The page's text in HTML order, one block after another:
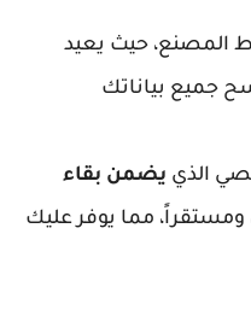
المصنع، حيث يعيد
جميع بياناتك
يضمن بقاء
ومستقراً، مما يوفر عليك